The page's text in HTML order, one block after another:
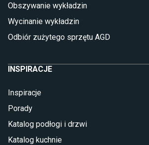
Glazura
Płytki marmurowe
Obszywanie wykładzin
Wycinanie wykładzin
Odbiór zużytego sprzętu AGD
INSPIRACJE
Inspiracje
Porady
Katalog podłogi i drzwi
Katalog kuchnie